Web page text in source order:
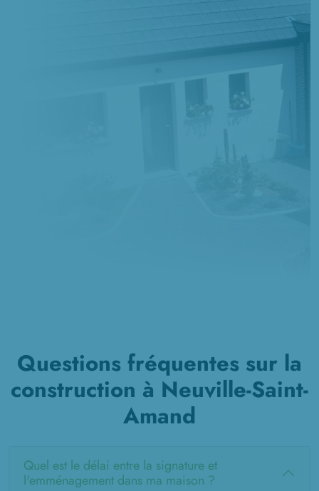
Questions fréquentes sur la
construction à Neuville-Saint-
Amand
Quel est le délai entre la signature et
l'emménagement dans ma maison ?